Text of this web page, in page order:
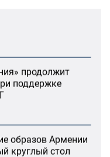
продолжит
поддержке
образов Армении
круглый стол